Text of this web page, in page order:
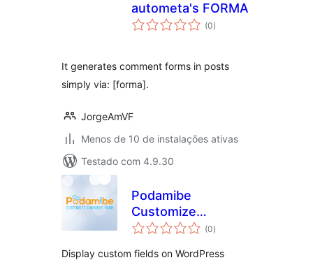
autometa's FORMA
(0total
de
)
It generates comment forms in posts
simply via: [forma].
JorgeAmVF
Menos de 10 de instalações ativas
Testado com 4.9.30
Podamibe
Customize
Comment Form
(0total
de
)
Display custom fields on WordPress